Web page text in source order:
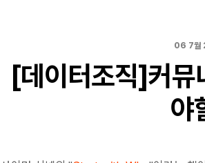
06 7월
[데이터조직]커뮤
야